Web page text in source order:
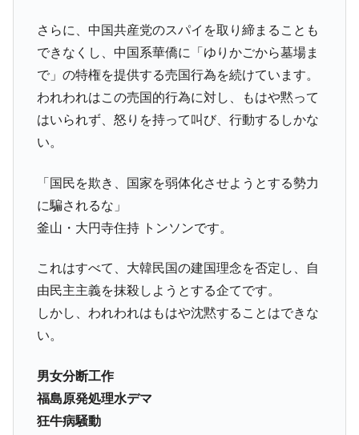
Fact1
甲子園通算本塁打、最多の清原に次いで多く打っ
ている意外な選手とは？
Fact1 セレクトセールの高額取引馬が稼いだ金額とは？
さらに、中国共産党のスパイを取り締まることも
できなくし、中国系華僑に「ゆりかごから墓場ま
で」の特権を提供する売国行為を続けています。
われわれはこの売国的行為に対し、もはや黙って
はいられず、怒りを持って叫び、行動するしかな
い。
「国民を欺き、国家を弱体化させようとする勢力
に騙されるな」
釜山・大円寺住持 トンソンです。
これはすべて、大韓民国の建国理念を否定し、自
由民主主義を抹殺しようとする企てです。
しかし、われわれはもはや沈黙することはできな
い。
男女分断工作
福島原発処理水デマ
狂牛病騒動